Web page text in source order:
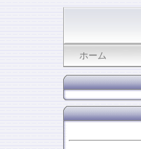
ホーム